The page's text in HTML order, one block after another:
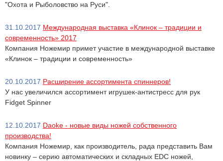
"Охота и Рыболовство на Руси".
31.10.2017 Международная выставка «Клинок – традиции и
современность» 2017
Компания Ножемир примет участие в международной выставке
«Клинок – традиции и современность»
20.10.2017 Расширение ассортимента спиннеров!
У нас увеличился ассортимент игрушек-антистресс для рук
Fidget Spinner
12.10.2017 Daoke - новые виды ножей собственного
производства!
Компания Ножемир, как производитель, рада представить Вам
новинку – серию автоматических и складных EDC ножей,